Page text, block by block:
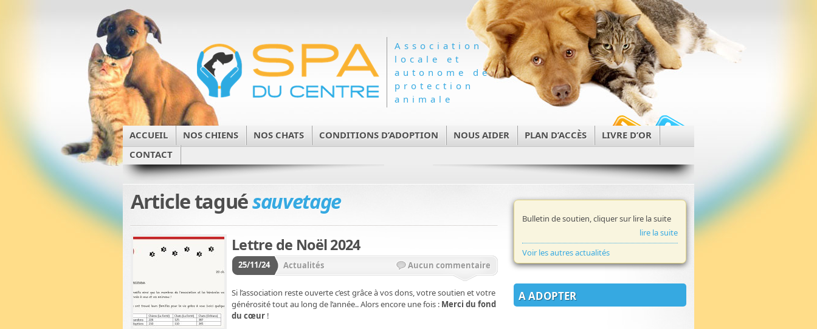
Association
locale et
autonome de
protection
animale
ACCUEIL NOS CHIENS NOS CHATS CONDITIONS D’ADOPTION NOUS AIDER PLAN D’ACCÈS
LIVRE D’OR
CONTACT
Article taguésauvetage
Lettre de Noël 2024
25/11/24 Actualités Aucun commentaire
Si l’association reste ouverte c’est grâce à vos dons, votre soutien et votre
générosité tout au long de l’année.. Alors encore une fois : Merci du fond
du cœur !
Bulletin de soutien, cliquer sur lire la suite
lire la suite
Voir les autres actualités
A ADOPTER